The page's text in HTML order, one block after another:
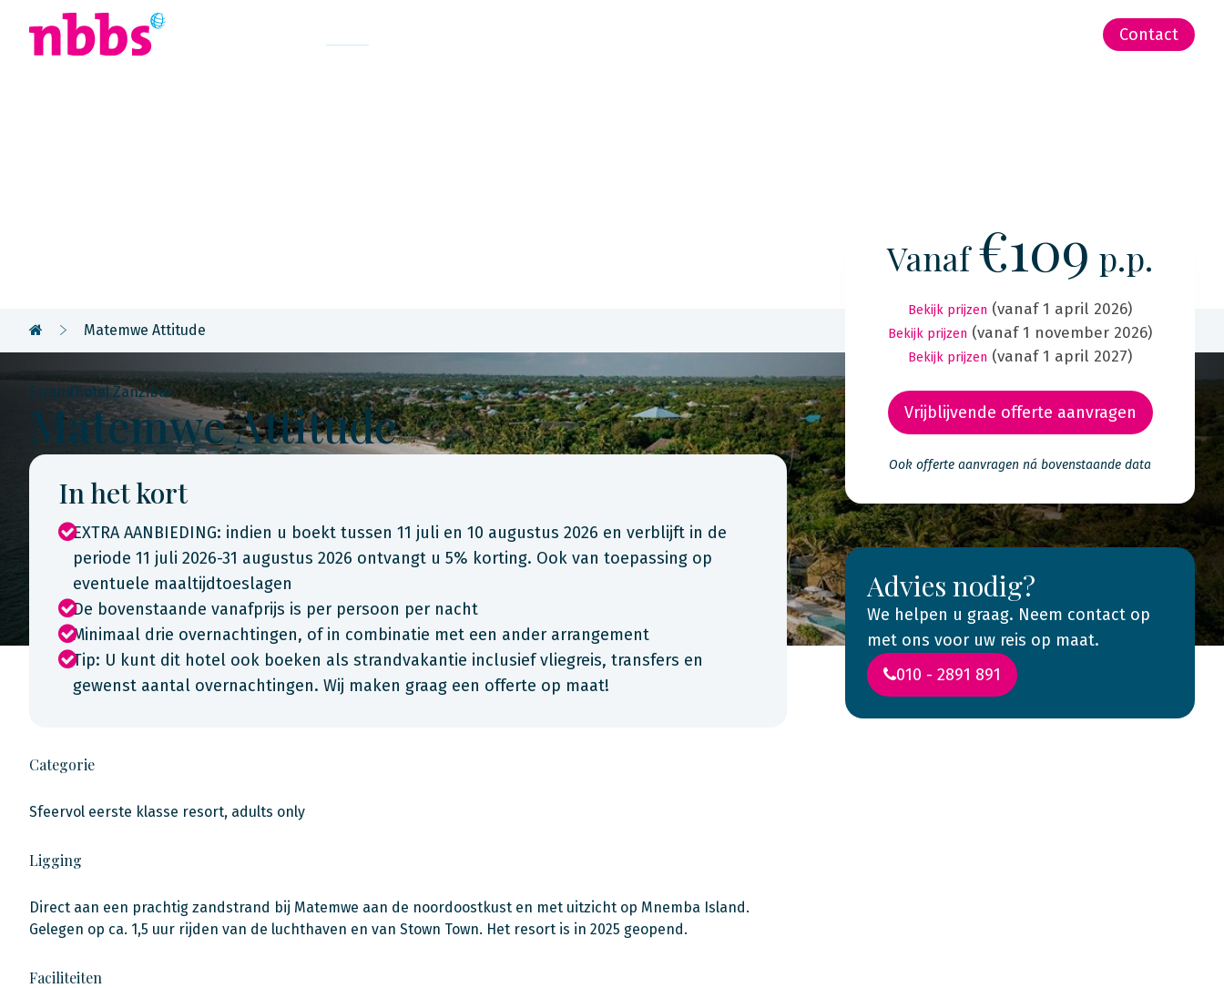
Contact
Matemwe Attitude
Strandhotel Zanzibar
Matemwe Attitude
In het kort
EXTRA AANBIEDING: indien u boekt tussen 11 juli en 10 augustus 2026 en verblijft in de
periode 11 juli 2026-31 augustus 2026 ontvangt u 5% korting. Ook van toepassing op
eventuele maaltijdtoeslagen
De bovenstaande vanafprijs is per persoon per nacht
Minimaal drie overnachtingen, of in combinatie met een ander arrangement
Tip: U kunt dit hotel ook boeken als strandvakantie inclusief vliegreis, transfers en
gewenst aantal overnachtingen. Wij maken graag een offerte op maat!
Categorie
Sfeervol eerste klasse resort, adults only
Ligging
Direct aan een prachtig zandstrand bij Matemwe aan de noordoostkust en met uitzicht op Mnemba Island.
Gelegen op ca. 1,5 uur rijden van de luchthaven en van Stown Town. Het resort is in 2025 geopend.
Faciliteiten
Vanaf€109 p.p.
Bekijk prijzen (vanaf 1 april 2026)
Bekijk prijzen (vanaf 1 november 2026)
Bekijk prijzen (vanaf 1 april 2027)
Vrijblijvende offerte aanvragen
Ook offerte aanvragen ná bovenstaande data
Advies nodig?
We helpen u graag. Neem contact op
met ons voor uw reis op maat.
010 - 2891 891